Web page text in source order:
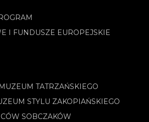
I FUNDUSZE EUROPEJSKIE
TATRZAŃSKIEGO
STYLU ZAKOPIAŃSKIEGO
SOBCZAKÓW